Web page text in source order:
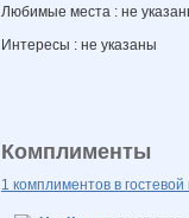
Любимые места : не
Интересы : не указаны
Комплименты
1 комплиментов в гостевой